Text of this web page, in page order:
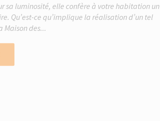
sa luminosité, elle confère à votre habitation un
Qu’est-ce qu’implique la réalisation d’un tel
Maison des...